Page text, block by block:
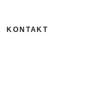
KONTAKT